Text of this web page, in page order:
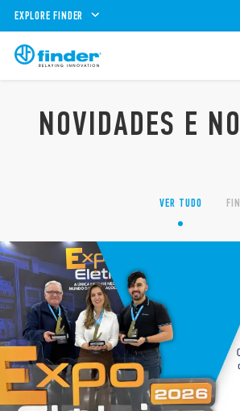
EXPLORE FINDER
NOVIDADES E
VER TUDO